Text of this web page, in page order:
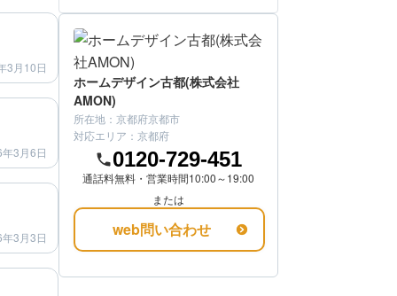
3月10日
3月6日
3月3日
ホームデザイン古都(株式会社
AMON)
所在地： 京都府京都市
対応エリア： 京都府
0120-729-451
通話料無料・営業時間10:00～19:00
または
web問い合わせ